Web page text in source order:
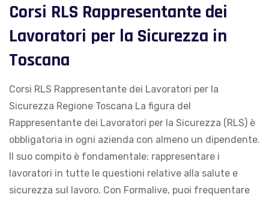
Corsi RLS Rappresentante dei
Lavoratori per la Sicurezza in
Toscana
Corsi RLS Rappresentante dei Lavoratori per la
Sicurezza Regione Toscana La figura del
Rappresentante dei Lavoratori per la Sicurezza (RLS) è
obbligatoria in ogni azienda con almeno un dipendente.
Il suo compito è fondamentale: rappresentare i
lavoratori in tutte le questioni relative alla salute e
sicurezza sul lavoro. Con Formalive, puoi frequentare